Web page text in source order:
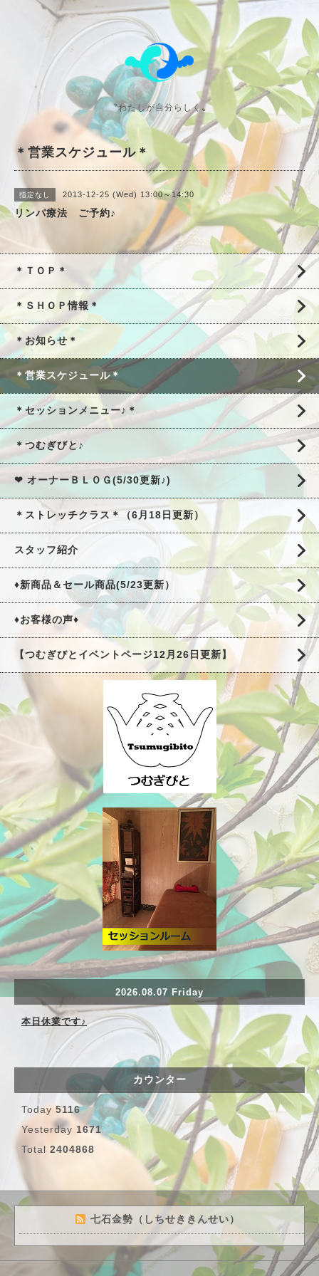
〝わたしが自分らしく〟
＊営業スケジュール＊
指定なし 2013-12-25 (Wed) 13:00～14:30
リンパ療法 ご予約♪
＊ＴＯＰ＊
＊ＳＨＯＰ情報＊
＊お知らせ＊
＊営業スケジュール＊
＊セッションメニュー♪＊
＊つむぎびと♪
❤ オーナーＢＬＯＧ(5/30更新♪)
＊ストレッチクラス＊（6月18日更新）
スタッフ紹介
♦新商品＆セール商品(5/23更新）
♦お客様の声♦
【つむぎびとイベントページ12月26日更新】
2026.08.07 Friday
本日休業です♪
カウンター
Today 5116
Yesterday 1671
Total 2404868
七石金勢（しちせききんせい）